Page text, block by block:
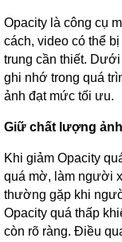
Opacity là công cụ
cách, video có thể
trung cần thiết.
ghi nhớ trong quá
ảnh đạt mức tối ưu.
Giữ chất lượng
Khi giảm Opacity
quá mờ, làm người
thường gặp khi
Opacity quá thấp
còn rõ ràng. Điều